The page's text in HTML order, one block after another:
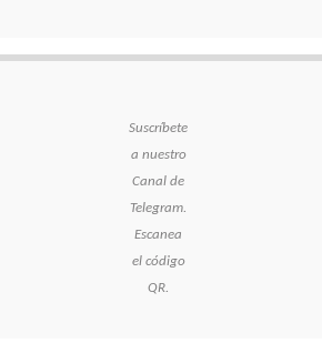
Suscríbete
a nuestro
Canal de
Telegram.
Escanea
el código
QR.